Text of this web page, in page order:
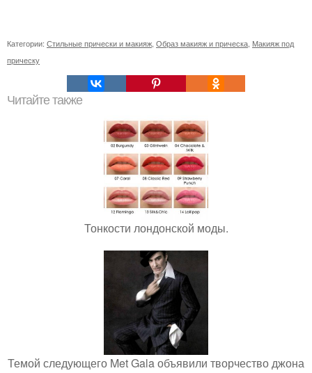
Категории: Стильные прически и макияж, Образ макияж и прическа, Макияж под
прическу
Читайте также
Тонкости лондонской моды.
Темой следующего Met Gala объявили творчество джона